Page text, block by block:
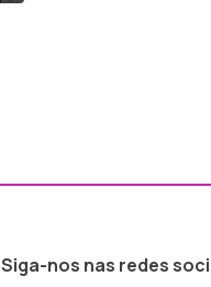
Siga-nos nas redes